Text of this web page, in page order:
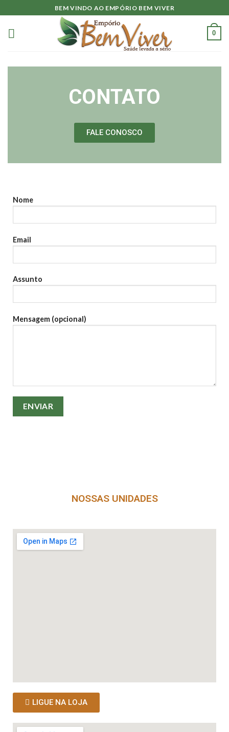
BEM VINDO AO EMPÓRIO BEM VIVER
0
CONTATO
FALE CONOSCO
Nome
Email
Assunto
Mensagem (opcional)
NOSSAS UNIDADES
LIGUE NA LOJA